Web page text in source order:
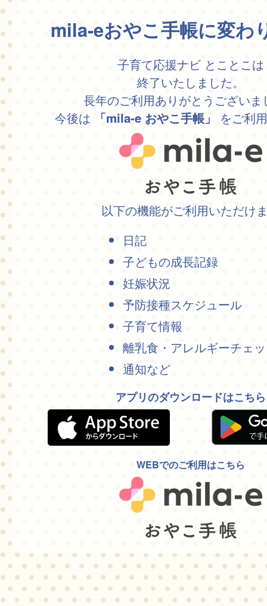
mila-eおやこ手帳に変わ
子育て応援ナビ とことこは
終了いたしました。
長年のご利用ありがとうございま
今後は
「mila-e おやこ手帳」 をご利
以下の機能がご利用いただけ
日記
子どもの成長記録
妊娠状況
予防接種スケジュール
子育て情報
離乳食・アレルギーチェ
通知など
アプリのダウンロードはこちら
WEBでのご利用はこちら